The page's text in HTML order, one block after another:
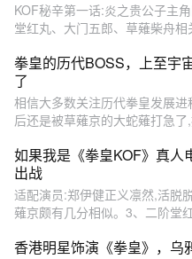
KOF秘辛第一话:炎之贵公子主
堂红丸、大门五郎、草薙柴舟
拳皇的历代BOSS，上至宇
了
相信大多数关注历代拳皇发展
后还是被草薙京的大蛇薙打急
如果我是《拳皇KOF》真人
出战
适配演员:郑伊健正义凛然,活脱
薙京颇有几分相似。3、二阶堂
香港明星饰演《拳皇》，乌